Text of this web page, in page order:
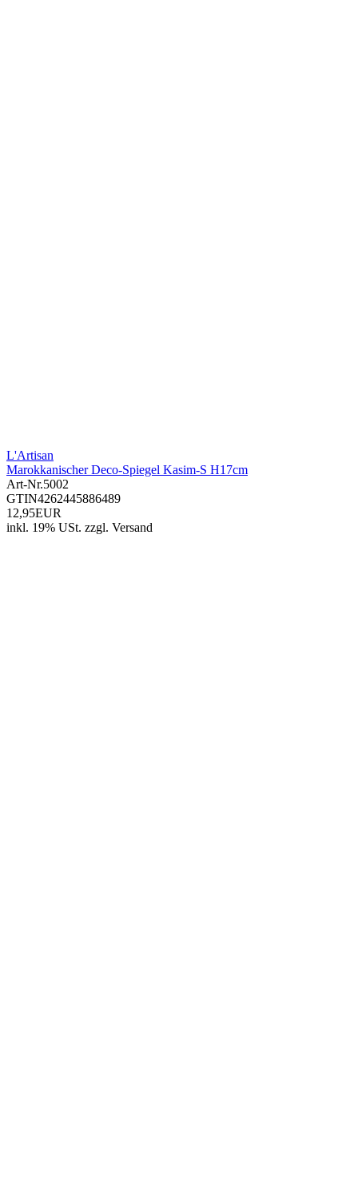
L'Artisan
Marokkanischer Deco-Spiegel Kasim-S H17cm
Art-Nr.5002
GTIN4262445886489
12,95EUR
inkl. 19% USt. zzgl. Versand